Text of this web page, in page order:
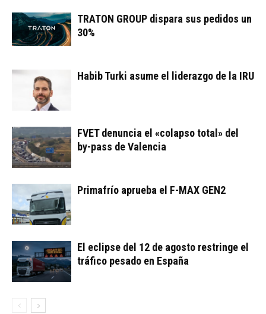
TRATON GROUP dispara sus pedidos un
30%
Habib Turki asume el liderazgo de la IRU
FVET denuncia el «colapso total» del
by-pass de Valencia
Primafrío aprueba el F-MAX GEN2
El eclipse del 12 de agosto restringe el
tráfico pesado en España